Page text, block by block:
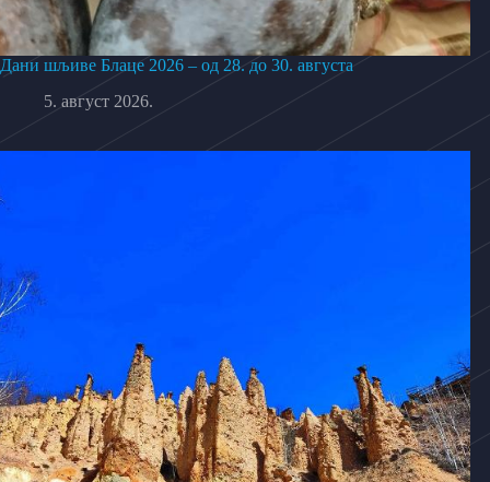
Дани шљиве Блаце 2026 – од 28. до 30. августа
5. август 2026.